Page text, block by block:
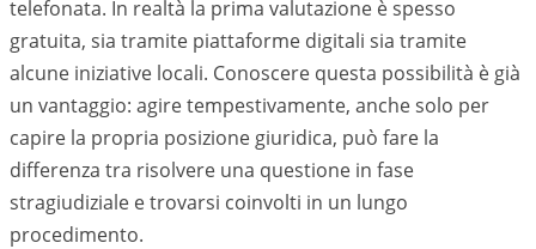
telefonata. In realtà la prima valutazione è spesso
gratuita, sia tramite piattaforme digitali sia tramite
alcune iniziative locali. Conoscere questa possibilità è già
un vantaggio: agire tempestivamente, anche solo per
capire la propria posizione giuridica, può fare la
differenza tra risolvere una questione in fase
stragiudiziale e trovarsi coinvolti in un lungo
procedimento.